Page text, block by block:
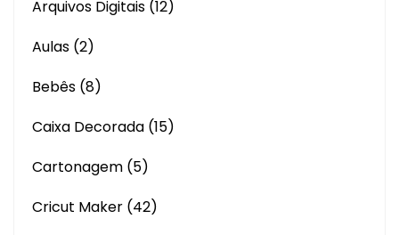
Arquivos Digitais (12)
Aulas (2)
Bebês (8)
Caixa Decorada (15)
Cartonagem (5)
Cricut Maker (42)